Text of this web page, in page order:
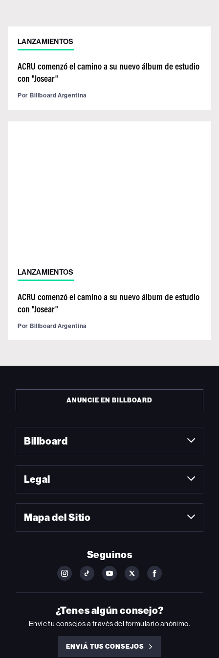
LANZAMIENTOS
ACRU comenzó el camino a su nuevo álbum de estudio
con "Josear"
Por Billboard Argentina
LANZAMIENTOS
ACRU comenzó el camino a su nuevo álbum de estudio
con "Josear"
Por Billboard Argentina
ANUNCIE EN BILLBOARD
Billboard
Legal
Mapa del Sitio
Seguinos
FOLLOW
ON
INSTAGRAM
FOLLOW
ON
YOUTUBE
FOLLOW
ON
YOUTUBE
FOLLOW
ON
FOLLOW
ON
FACEBOOK
¿Tenes algún consejo?
Envíe tu consejos a través del formulario anónimo.
ENVIÁ TUS CONSEJOS
ENVIÁ